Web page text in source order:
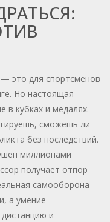
это для спортсменов
Но настоящая
в кубках и медалях.
сможешь ли
без последствий.
миллионами
получает отпор
самооборона —
а умение
и